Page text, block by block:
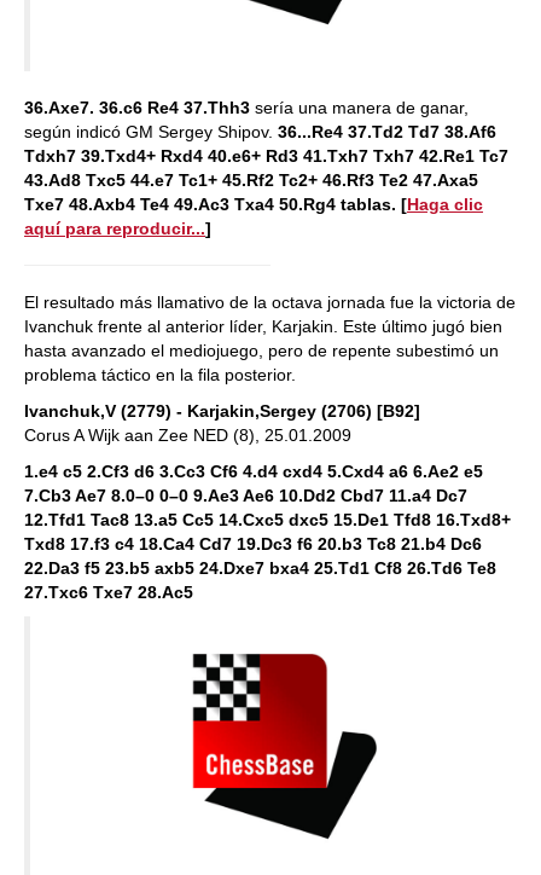
36.Axe7. 36.c6 Re4 37.Thh3 sería una manera de ganar,
según indicó GM Sergey Shipov. 36...Re4 37.Td2 Td7 38.Af6
Tdxh7 39.Txd4+ Rxd4 40.e6+ Rd3 41.Txh7 Txh7 42.Re1 Tc7
43.Ad8 Txc5 44.e7 Tc1+ 45.Rf2 Tc2+ 46.Rf3 Te2 47.Axa5
Txe7 48.Axb4 Te4 49.Ac3 Txa4 50.Rg4 tablas. [Haga clic
aquí para reproducir...]
El resultado más llamativo de la octava jornada fue la victoria de
Ivanchuk frente al anterior líder, Karjakin. Este último jugó bien
hasta avanzado el mediojuego, pero de repente subestimó un
problema táctico en la fila posterior.
Ivanchuk,V (2779) - Karjakin,Sergey (2706) [B92]
Corus A Wijk aan Zee NED (8), 25.01.2009
1.e4 c5 2.Cf3 d6 3.Cc3 Cf6 4.d4 cxd4 5.Cxd4 a6 6.Ae2 e5
7.Cb3 Ae7 8.0–0 0–0 9.Ae3 Ae6 10.Dd2 Cbd7 11.a4 Dc7
12.Tfd1 Tac8 13.a5 Cc5 14.Cxc5 dxc5 15.De1 Tfd8 16.Txd8+
Txd8 17.f3 c4 18.Ca4 Cd7 19.Dc3 f6 20.b3 Tc8 21.b4 Dc6
22.Da3 f5 23.b5 axb5 24.Dxe7 bxa4 25.Td1 Cf8 26.Td6 Te8
27.Txc6 Txe7 28.Ac5